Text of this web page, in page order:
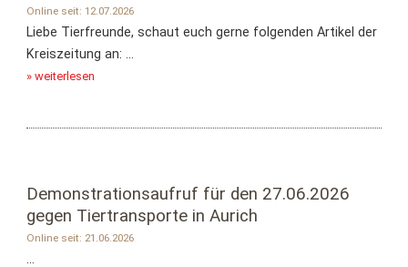
Online seit: 12.07.2026
Liebe Tierfreunde, schaut euch gerne folgenden Artikel der
Kreiszeitung an: ...
» weiterlesen
Demonstrationsaufruf für den 27.06.2026
gegen Tiertransporte in Aurich
Online seit: 21.06.2026
...